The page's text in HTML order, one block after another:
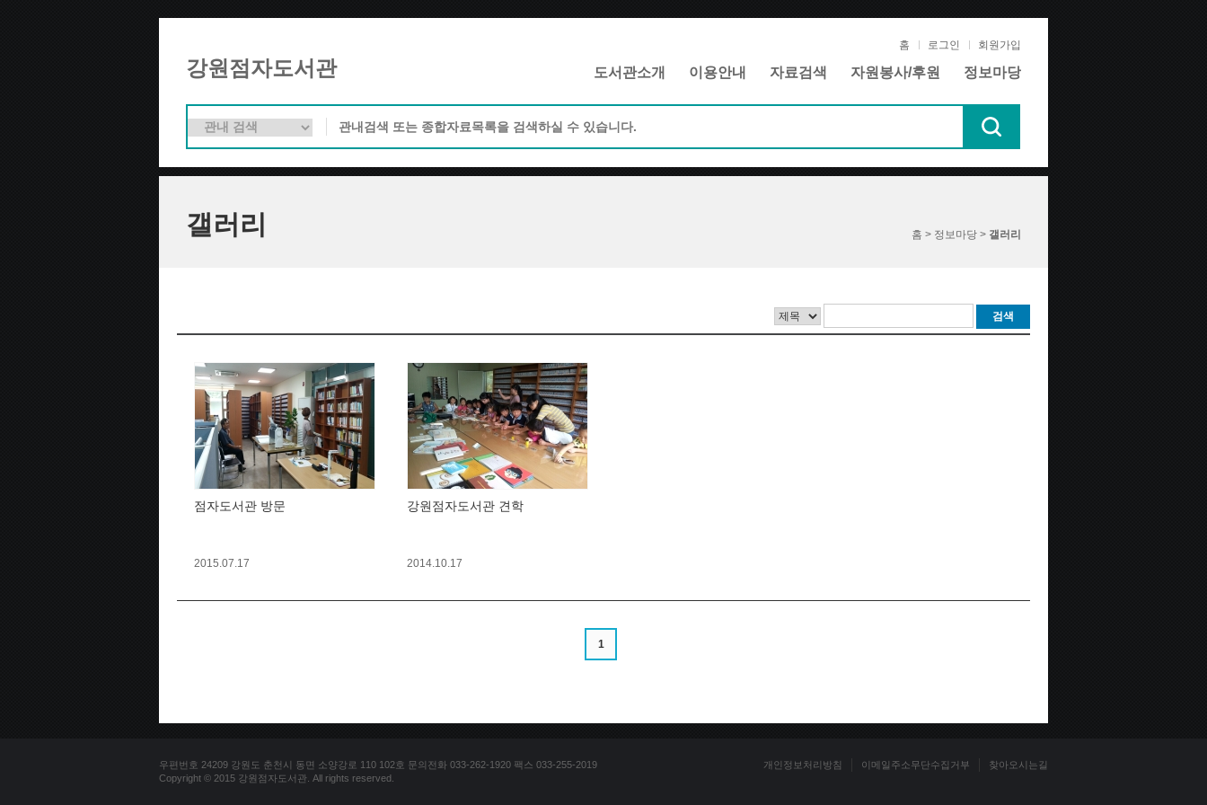
강원점자도서관
홈 로그인 회원가입
도서관소개 이용안내 자료검색 자원봉사/후원 정보마당
갤러리 홈 > 정보마당 > 갤러리
검색
점자도서관 방문
2015.07.17
강원점자도서관 견학
2014.10.17
1
우편번호 24209 강원도 춘천시 동면 소양강로 110 102호 문의전화 033-262-1920 팩스 033-255-2019
Copyright © 2015 강원점자도서관. All rights reserved.
개인정보처리방침 이메일주소무단수집거부 찾아오시는길